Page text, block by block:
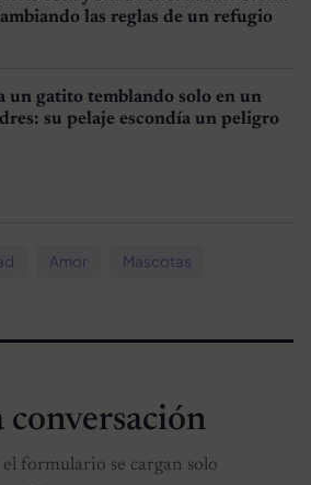
las reglas de un refugio
un gatito temblando solo en un
su pelaje escondía un peligro
Amor Mascotas
conversación
formulario se cargan solo